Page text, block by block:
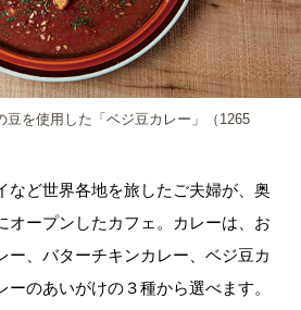
豆を使用した「ベジ豆カレー」（1265
など世界各地を旅したご夫婦が、奥
オープンしたカフェ。カレーは、お
ー、バターチキンカレー、ベジ豆カ
ーのあいがけの３種から選べます。